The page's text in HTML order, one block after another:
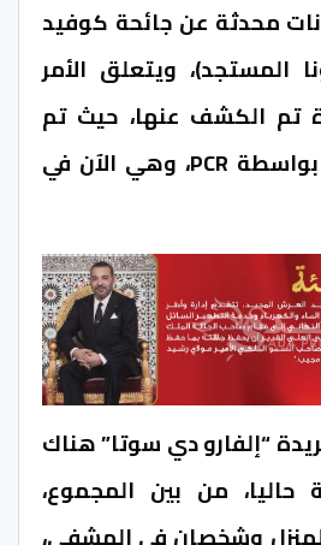
محدثة عن جائحة كوفيد
المستجد)، ويتعلق الأمر
تم الكشف عنها، حيث تم
اكتشافها جميعًا بواسطة PCR، وهي الآن في
“إلفارو دي سوتا” هناك
من بين المجموع،
وشخصان في المشفى،